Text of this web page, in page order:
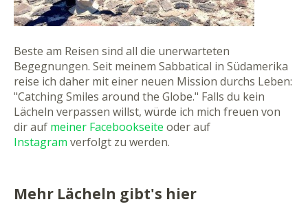
Beste am Reisen sind all die unerwarteten
Begegnungen. Seit meinem Sabbatical in Südamerika
reise ich daher mit einer neuen Mission durchs Leben:
"Catching Smiles around the Globe." Falls du kein
Lächeln verpassen willst, würde ich mich freuen von
dir auf meiner Facebookseite oder auf
Instagram verfolgt zu werden.
Mehr Lächeln gibt's hier